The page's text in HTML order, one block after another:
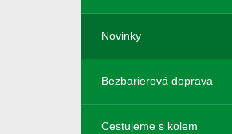
Novinky
Bezbarierová doprava
Cestujeme s kolem